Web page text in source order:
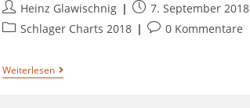
Heinz Glawischnig
7. September 2018
Schlager Charts 2018
0 Kommentare
Weiterlesen